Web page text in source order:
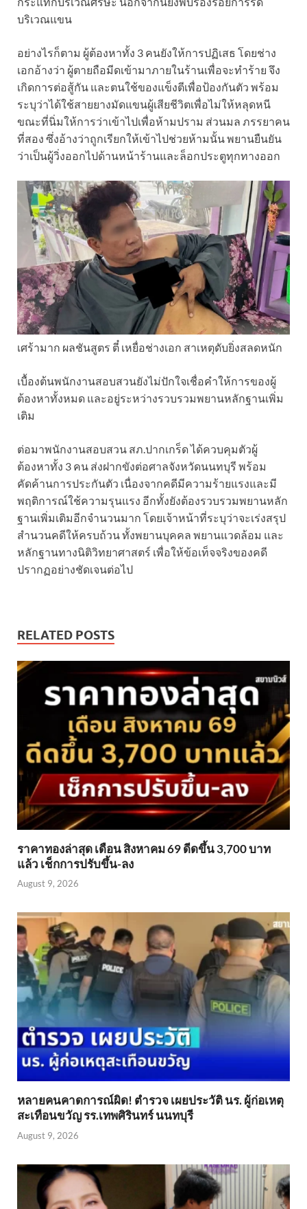
บริเวณแขน
อย่างไรก็ตาม ผู้ต้องหาทั้ง 3 คนยังให้การปฏิเสธ โดยช่าง
เอกอ้างว่า ผู้ตายถือมีดเข้ามาภายในร้านเพื่อจะทำร้าย จึง
เกิดการต่อสู้กัน และตนใช้ของแข็งตีเพื่อป้องกันตัว พร้อม
ระบุว่าได้ใช้สายยางมัดแขนผู้เสียชีวิตเพื่อไม่ให้หลุดหนี
ขณะที่นิ่มให้การว่าเข้าไปเพื่อห้ามปราม ส่วนมล ภรรยาคน
ที่สอง ซึ่งอ้างว่าถูกเรียกให้เข้าไปช่วยห้ามนั้น พยานยืนยัน
ว่าเป็นผู้วิ่งออกไปด้านหน้าร้านและล็อกประตูทุกทางออก
เศร้ามาก ผลชันสูตร ตี๋ เหยื่อช่างเอก สาเหตุดับยิ่งสลดหนัก
เบื้องต้นพนักงานสอบสวนยังไม่ปักใจเชื่อคำให้การของผู้
ต้องหาทั้งหมด และอยู่ระหว่างรวบรวมพยานหลักฐานเพิ่ม
เติม
ต่อมาพนักงานสอบสวน สภ.ปากเกร็ด ได้ควบคุมตัวผู้
ต้องหาทั้ง 3 คน ส่งฝากขังต่อศาลจังหวัดนนทบุรี พร้อม
คัดค้านการประกันตัว เนื่องจากคดีมีความร้ายแรงและมี
พฤติการณ์ใช้ความรุนแรง อีกทั้งยังต้องรวบรวมพยานหลัก
ฐานเพิ่มเติมอีกจำนวนมาก โดยเจ้าหน้าที่ระบุว่าจะเร่งสรุป
สำนวนคดีให้ครบถ้วน ทั้งพยานบุคคล พยานแวดล้อม และ
หลักฐานทางนิติวิทยาศาสตร์ เพื่อให้ข้อเท็จจริงของคดี
ปรากฏอย่างชัดเจนต่อไป
RELATED POSTS
ราคาทองล่าสุด เดือน สิงหาคม 69 ดีดขึ้น 3,700 บาท
แล้ว เช็กการปรับขึ้น-ลง
August 9, 2026
หลายคนคาดการณ์ผิด! ตำรวจ เผยประวัติ นร. ผู้ก่อเหตุ
สะเทือนขวัญ รร.เทพศิรินทร์ นนทบุรี
August 9, 2026